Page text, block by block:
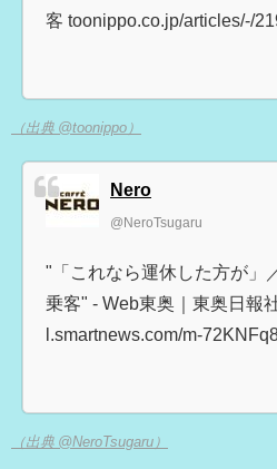
客 toonippo.co.jp/articles/-/
（出典 @toonippo）
Nero
@NeroTsugaru
"「これなら運休した方が」
乗客" - Web東奥｜東奥日報
l.smartnews.com/m-
（出典 @NeroTsugaru）